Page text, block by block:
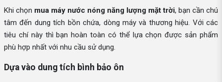
Khi chọn mua máy nước nóng năng lượng mặt trời, bạn cần chú
tâm đến dung tích bồn chứa, dòng máy và thương hiệu. Với các
tiêu chí này thì bạn hoàn toàn có thể lựa chọn được sản phẩm
phù hợp nhất với nhu cầu sử dụng.
Dựa vào dung tích bình bảo ôn